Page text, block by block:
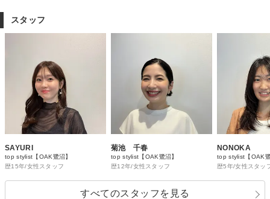
スタッフ
SAYURI
top stylist【OAK鷺沼】
歴15年/女性スタッフ
菊池 千春
top stylist【OAK鷺沼】
歴12年/女性スタッフ
NONOKA
top stylist【OAK
歴5年/女性スタッ
すべてのスタッフを見る